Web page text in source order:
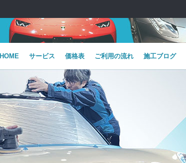
HOME サービス 価格表 ご利用の流れ 施工ブログ